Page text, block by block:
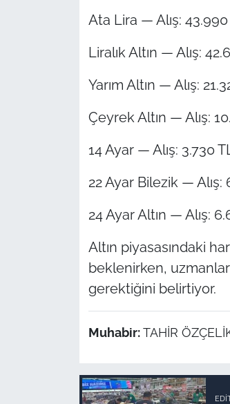
Ata Lira — Alış: 43.990
Liralık Altın — Alış:
Yarım Altın — Alış:
Çeyrek Altın — Alış:
14 Ayar — Alış: 3.730
22 Ayar Bilezik — Alış:
24 Ayar Altın — Alış:
Altın piyasasındaki
beklenirken, uzmanlar
gerektiğini belirtiyor.
Muhabir: TAHİR